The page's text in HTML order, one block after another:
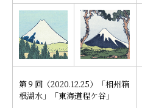
第９回（2020.12.25）「相州箱
根湖水」「東海道程ケ谷」